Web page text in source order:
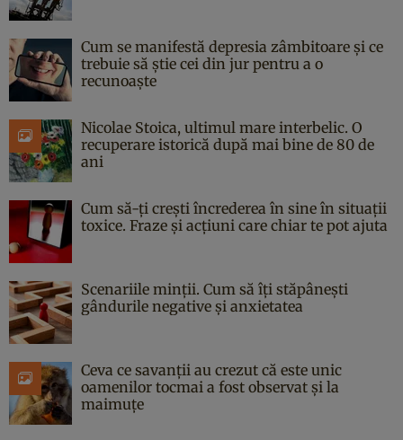
Cum se manifestă depresia zâmbitoare și ce
trebuie să știe cei din jur pentru a o
recunoaște
Nicolae Stoica, ultimul mare interbelic. O
recuperare istorică după mai bine de 80 de
ani
Cum să-ți crești încrederea în sine în situații
toxice. Fraze și acțiuni care chiar te pot ajuta
Scenariile minții. Cum să îți stăpânești
gândurile negative și anxietatea
Ceva ce savanții au crezut că este unic
oamenilor tocmai a fost observat și la
maimuțe